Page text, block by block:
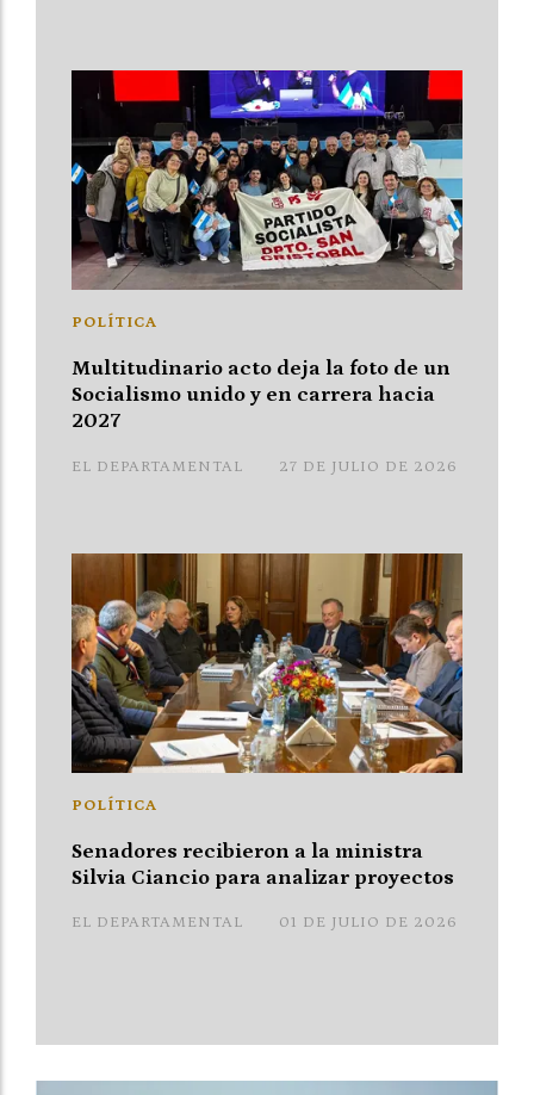
Multitudinario acto deja la foto de un
Socialismo unido y en carrera hacia
2027
EL DEPARTAMENTAL
POLÍTICA
27 DE JULIO DE 2026
Senadores recibieron a la ministra
Silvia Ciancio para analizar proyectos
EL DEPARTAMENTAL
POLÍTICA
01 DE JULIO DE 2026